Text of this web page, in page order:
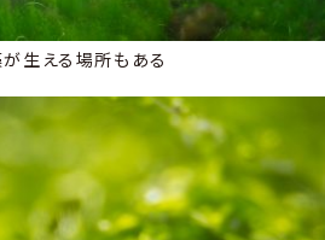
生える場所もある